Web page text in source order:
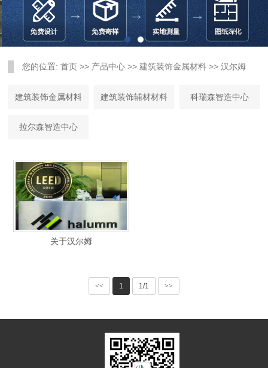
您的位置:首页 >> 产品中心 >>建筑装饰金属材料 >>汉尔姆
建筑装饰金属材料 建筑装饰辅材材料 科瑞森智造中心
拉尔森智造中心
关于汉尔姆
<< 1 1/1 >>